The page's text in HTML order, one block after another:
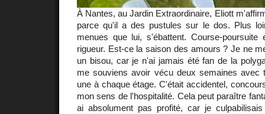
À Nantes, au Jardin Extraordinaire, Eliott
parce qu'il a des pustules sur le dos. Plus
menues que lui, s'ébattent. Course-poursuite
rigueur. Est-ce la saison des amours ? Je ne
un bisou, car je n'ai jamais été fan de la
me souviens avoir vécu deux semaines avec
une à chaque étage. C'était accidentel,
mon sens de l'hospitalité. Cela peut paraître
ai absolument pas profité, car je